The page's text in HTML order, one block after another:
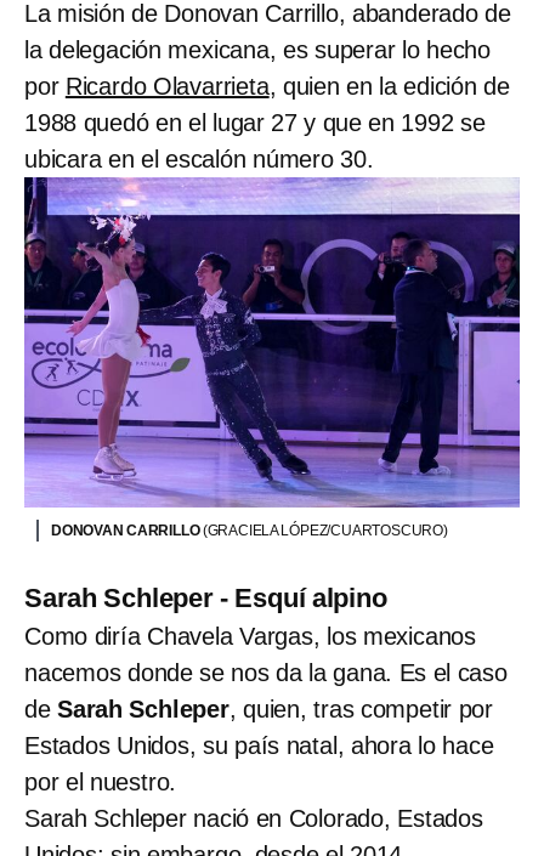
La misión de Donovan Carrillo, abanderado de
la delegación mexicana, es superar lo hecho
por Ricardo Olavarrieta, quien en la edición de
1988 quedó en el lugar 27 y que en 1992 se
ubicara en el escalón número 30.
DONOVAN CARRILLO(GRACIELA LÓPEZ/CUARTOSCURO)
Sarah Schleper - Esquí alpino
Como diría Chavela Vargas, los mexicanos
nacemos donde se nos da la gana. Es el caso
de Sarah Schleper, quien, tras competir por
Estados Unidos, su país natal, ahora lo hace
por el nuestro.
Sarah Schleper nació en Colorado, Estados